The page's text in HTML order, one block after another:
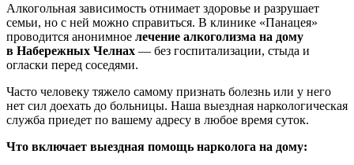
Алкогольная зависимость отнимает здоровье и разрушает
семьи, но с ней можно справиться. В клинике «Панацея»
проводится анонимное лечение алкоголизма на дому
в Набережных Челнах — без госпитализации, стыда и
огласки перед соседями.
Часто человеку тяжело самому признать болезнь или у него
нет сил доехать до больницы. Наша выездная наркологическая
служба приедет по вашему адресу в любое время суток.
Что включает выездная помощь нарколога на дому: